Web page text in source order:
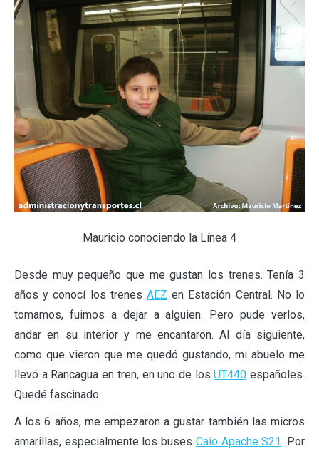
Mauricio conociendo la Línea 4
Desde muy pequeño que me gustan los trenes. Tenía 3
años y conocí los trenes AEZ en Estación Central. No lo
tomamos, fuimos a dejar a alguien. Pero pude verlos,
andar en su interior y me encantaron. Al día siguiente,
como que vieron que me quedó gustando, mi abuelo me
llevó a Rancagua en tren, en uno de losUT440 españoles.
Quedé fascinado.
A los 6 años, me empezaron a gustar también las micros
amarillas, especialmente los buses Caio Apache S21. Por